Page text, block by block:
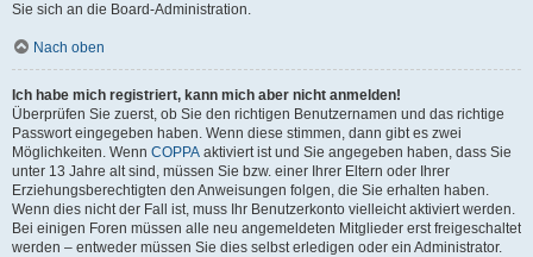
Sie sich an die Board-Administration.
Nach oben
Ich habe mich registriert, kann mich aber nicht anmelden!
Überprüfen Sie zuerst, ob Sie den richtigen Benutzernamen und das richtige
Passwort eingegeben haben. Wenn diese stimmen, dann gibt es zwei
Möglichkeiten. Wenn COPPA aktiviert ist und Sie angegeben haben, dass Sie
unter 13 Jahre alt sind, müssen Sie bzw. einer Ihrer Eltern oder Ihrer
Erziehungsberechtigten den Anweisungen folgen, die Sie erhalten haben.
Wenn dies nicht der Fall ist, muss Ihr Benutzerkonto vielleicht aktiviert werden.
Bei einigen Foren müssen alle neu angemeldeten Mitglieder erst freigeschaltet
werden – entweder müssen Sie dies selbst erledigen oder ein Administrator.